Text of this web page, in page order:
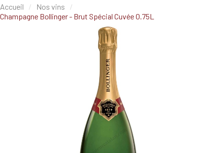
Accueil
Nos vins
Champagne Bollinger - Brut Spécial Cuvée 0.75L